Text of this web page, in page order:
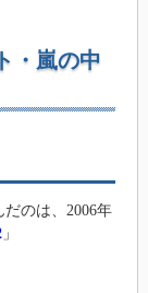
・嵐の中
のは、2006年
」